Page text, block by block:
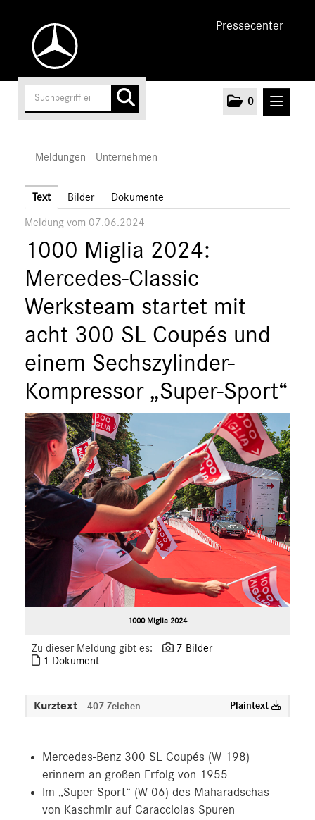
Pressecenter
0
Unternehmen
Marken & Produkte
MEDIA
ÜBER UNS
ANSPRECHPARTNER
Meldungen Unternehmen
Text Bilder Dokumente
Meldung vom 07.06.2024
1000 Miglia 2024:
Mercedes-Classic
Werksteam startet mit
acht 300 SL Coupés und
einem Sechszylinder-
Kompressor „Super-Sport“
1000 Miglia 2024
Zu dieser Meldung gibt es:
7 Bilder
1 Dokument
Kurztext 407 Zeichen Plaintext
Mercedes-Benz 300 SL Coupés (W 198)
erinnern an großen Erfolg von 1955
Im „Super-Sport“ (W 06) des Maharadschas
von Kaschmir auf Caracciolas Spuren